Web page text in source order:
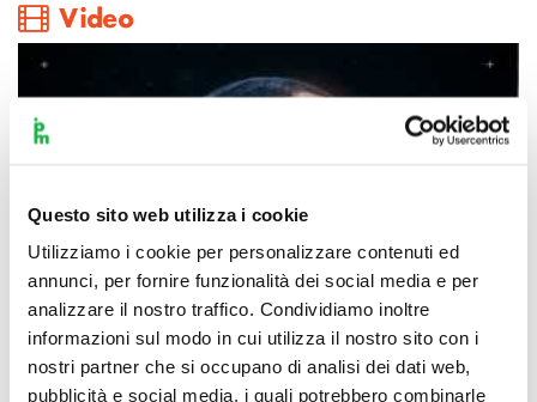
Questo sito web utilizza i cookie
Utilizziamo i cookie per personalizzare contenuti ed
annunci, per fornire funzionalità dei social media e per
analizzare il nostro traffico. Condividiamo inoltre
informazioni sul modo in cui utilizza il nostro sito con i
nostri partner che si occupano di analisi dei dati web,
pubblicità e social media, i quali potrebbero combinarle
Video